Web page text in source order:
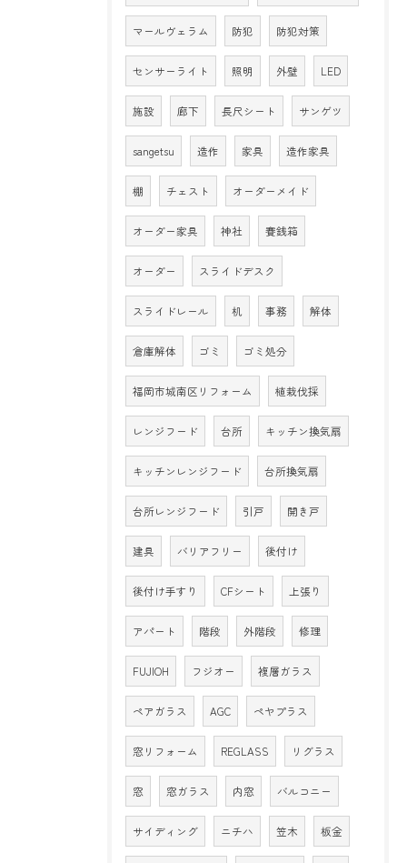
マールヴェラム 防犯 防犯対策
センサーライト 照明 外壁 LED
施設 廊下 長尺シート サンゲツ
sangetsu 造作 家具 造作家具
棚 チェスト オーダーメイド
オーダー家具 神社 賽銭箱
オーダー スライドデスク
スライドレール 机 事務 解体
倉庫解体 ゴミ ゴミ処分
福岡市城南区リフォーム 植栽伐採
レンジフード 台所 キッチン換気扇
キッチンレンジフード 台所換気扇
台所レンジフード 引戸 開き戸
建具 バリアフリー 後付け
後付け手すり CFシート 上張り
アパート 階段 外階段 修理
FUJIOH フジオー 複層ガラス
ペアガラス AGC ペヤプラス
窓リフォーム REGLASS リグラス
窓 窓ガラス 内窓 バルコニー
サイディング ニチハ 笠木 板金